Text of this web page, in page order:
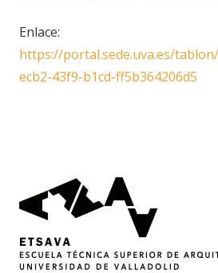
Enlace:
https://portal.sede.uva.es/
ecb2-43f9-b1cd-ff5b364206d5